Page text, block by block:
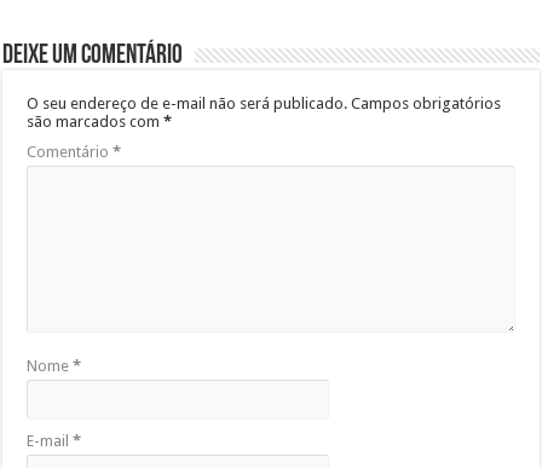
Deixe um comentário
O seu endereço de e-mail não será publicado. Campos obrigatórios
são marcados com*
Comentário*
Nome*
E-mail*